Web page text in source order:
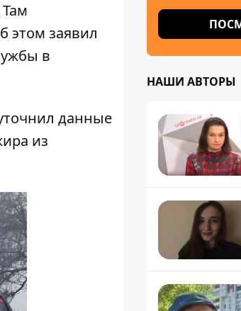
этом заявил
в
данные
из
НАШИ АВТОРЫ